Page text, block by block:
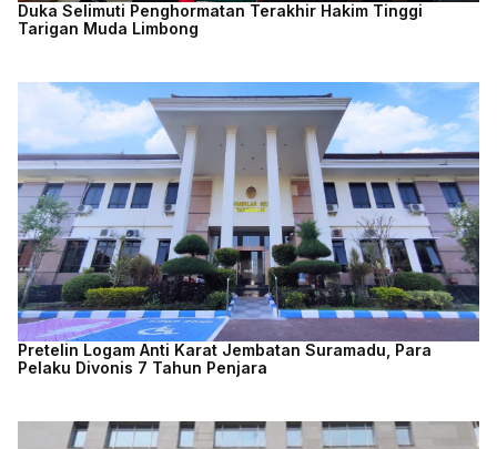
Duka Selimuti Penghormatan Terakhir Hakim Tinggi
Tarigan Muda Limbong
Pretelin Logam Anti Karat Jembatan Suramadu, Para
Pelaku Divonis 7 Tahun Penjara